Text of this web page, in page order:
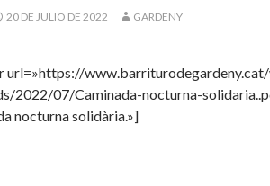
20 DE JULIO DE 2022 GARDENY
url=»https://
2022/07/Caminada-nocturna-
nocturna solidària.»]